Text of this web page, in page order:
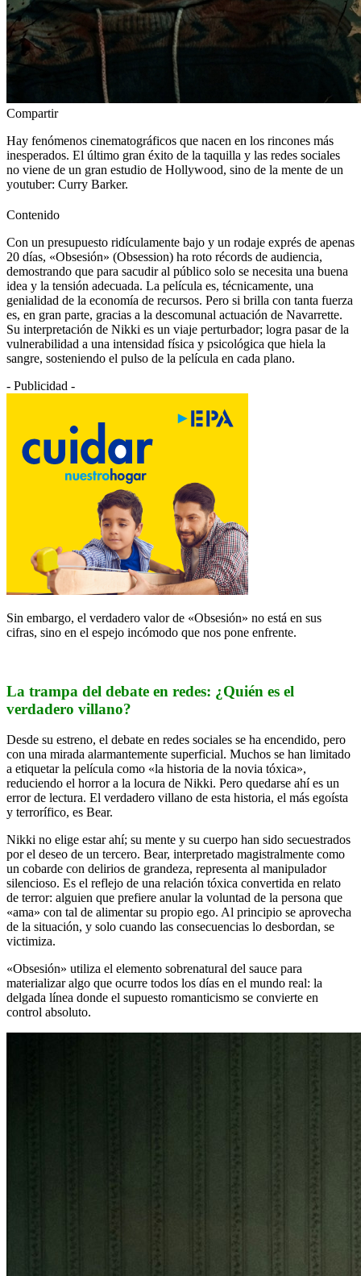
Compartir
Hay fenómenos cinematográficos que nacen en los rincones más
inesperados. El último gran éxito de la taquilla y las redes sociales
no viene de un gran estudio de Hollywood, sino de la mente de un
youtuber: Curry Barker.
Contenido
Con un presupuesto ridículamente bajo y un rodaje exprés de apenas
20 días, «Obsesión» (Obsession) ha roto récords de audiencia,
demostrando que para sacudir al público solo se necesita una buena
idea y la tensión adecuada. La película es, técnicamente, una
genialidad de la economía de recursos. Pero si brilla con tanta fuerza
es, en gran parte, gracias a la descomunal actuación de Navarrette.
Su interpretación de Nikki es un viaje perturbador; logra pasar de la
vulnerabilidad a una intensidad física y psicológica que hiela la
sangre, sosteniendo el pulso de la película en cada plano.
- Publicidad -
Sin embargo, el verdadero valor de «Obsesión» no está en sus
cifras, sino en el espejo incómodo que nos pone enfrente.
La trampa del debate en redes: ¿Quién es el
verdadero villano?
Desde su estreno, el debate en redes sociales se ha encendido, pero
con una mirada alarmantemente superficial. Muchos se han limitado
a etiquetar la película como «la historia de la novia tóxica»,
reduciendo el horror a la locura de Nikki. Pero quedarse ahí es un
error de lectura. El verdadero villano de esta historia, el más egoísta
y terrorífico, es Bear.
Nikki no elige estar ahí; su mente y su cuerpo han sido secuestrados
por el deseo de un tercero. Bear, interpretado magistralmente como
un cobarde con delirios de grandeza, representa al manipulador
silencioso. Es el reflejo de una relación tóxica convertida en relato
de terror: alguien que prefiere anular la voluntad de la persona que
«ama» con tal de alimentar su propio ego. Al principio se aprovecha
de la situación, y solo cuando las consecuencias lo desbordan, se
victimiza.
«Obsesión» utiliza el elemento sobrenatural del sauce para
materializar algo que ocurre todos los días en el mundo real: la
delgada línea donde el supuesto romanticismo se convierte en
control absoluto.